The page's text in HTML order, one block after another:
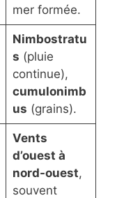
mer formée.
Nimbostratu
s (pluie
continue),
cumulonimb
us (grains).
Vents
d’ouest à
nord-ouest,
souvent